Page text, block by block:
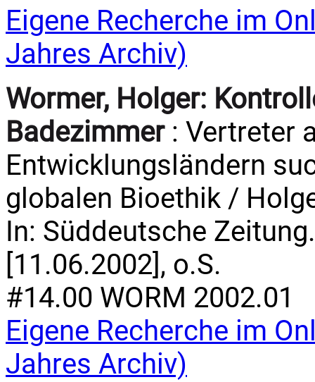
Eigene Recherche im
Jahres Archiv)
Wormer, Holger:
Badezimmer: Vertreter
Entwicklungsländern
globalen Bioethik /
In: Süddeutsche
[11.06.2002], o.S.
#14.00 WORM 2002.01
Eigene Recherche im
Jahres Archiv)